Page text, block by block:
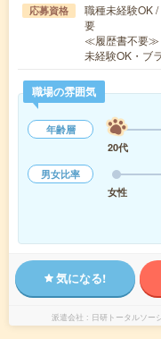
応募資格
職種未経験OK
要
≪履歴書不要≫
未経験OK・ブ
職場の雰囲気
年齢層
20代
男女比率
女性
気になる!
派遣会社 日研トータルソ